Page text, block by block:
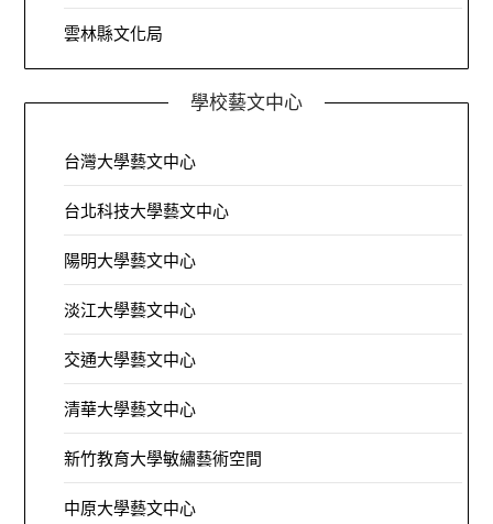
雲林縣文化局
學校藝文中心
台灣大學藝文中心
台北科技大學藝文中心
陽明大學藝文中心
淡江大學藝文中心
交通大學藝文中心
清華大學藝文中心
新竹教育大學敏繡藝術空間
中原大學藝文中心